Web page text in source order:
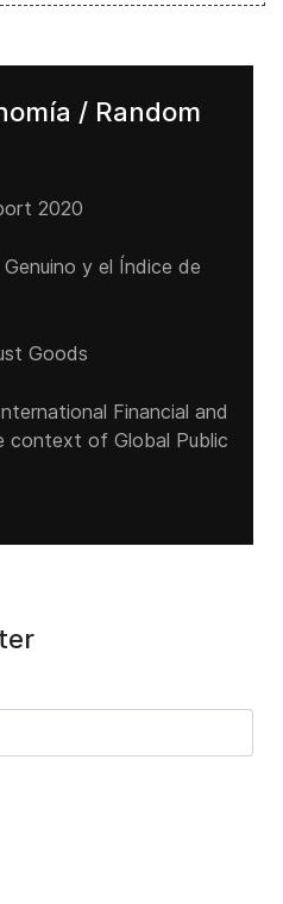
/ Random
2020
y el Índice de
Goods
Financial and
context of Global Public